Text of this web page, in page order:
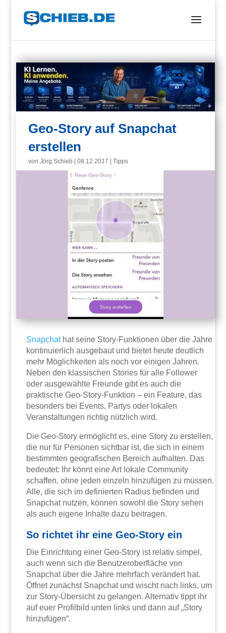
Geo-Story auf Snapchat
erstellen
vonJörg Schieb |08.12.2017 |Tipps
Snapchathat seine Story-Funktionen über die Jahre
kontinuierlich ausgebaut und bietet heute deutlich
mehr Möglichkeiten als noch vor einigen Jahren.
Neben den klassischen Stories für alle Follower
oder ausgewählte Freunde gibt es auch die
praktische Geo-Story-Funktion – ein Feature, das
besonders bei Events, Partys oder lokalen
Veranstaltungen richtig nützlich wird.
Die Geo-Story ermöglicht es, eine Story zu erstellen,
die nur für Personen sichtbar ist, die sich in einem
bestimmten geografischen Bereich aufhalten. Das
bedeutet: Ihr könnt eine Art lokale Community
schaffen, ohne jeden einzeln hinzufügen zu müssen.
Alle, die sich im definierten Radius befinden und
Snapchat nutzen, können sowohl die Story sehen
als auch eigene Inhalte dazu beitragen.
So richtet ihr eine Geo-Story ein
Die Einrichtung einer Geo-Story ist relativ simpel,
auch wenn sich die Benutzeroberfläche von
Snapchat über die Jahre mehrfach verändert hat.
Öffnet zunächst Snapchat und wischt nach links, um
zur Story-Übersicht zu gelangen. Alternativ tippt ihr
auf euer Profilbild unten links und dann auf „Story
hinzufügen“.